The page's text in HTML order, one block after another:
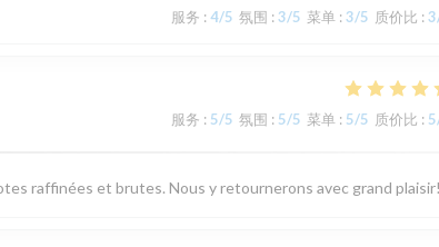
服务 : 4/5 氛围 : 3/5 菜单 : 3/5 质价比 : 3
服务 : 5/5 氛围 : 5/5 菜单 : 5/5 质价比 : 5
raffinées et brutes. Nous y retournerons avec grand plaisir!